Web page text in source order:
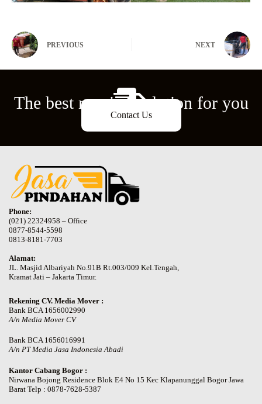
PREVIOUS NEXT
The best moving solution for you
Contact Us
Phone:
(021) 22324958 – Office
0877-8544-5598
0813-8181-7703
Alamat:
JL. Masjid Albariyah No.91B Rt.003/009 Kel.Tengah,
Kramat Jati – Jakarta Timur.
Rekening CV. Media Mover :
Bank BCA 1656002990
A/n Media Mover CV
Bank BCA 1656016991
A/n PT Media Jasa Indonesia Abadi
Kantor Cabang Bogor :
Nirwana Bojong Residence Blok E4 No 15 Kec Klapanunggal Bogor Jawa
Barat Telp : 0878-7628-5387